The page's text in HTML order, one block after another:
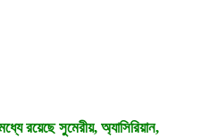
রয়েছে সুমেরীয়, অ্যাসিরিয়ান,